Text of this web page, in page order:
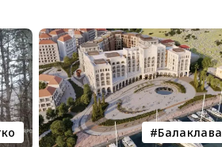
Балаклава